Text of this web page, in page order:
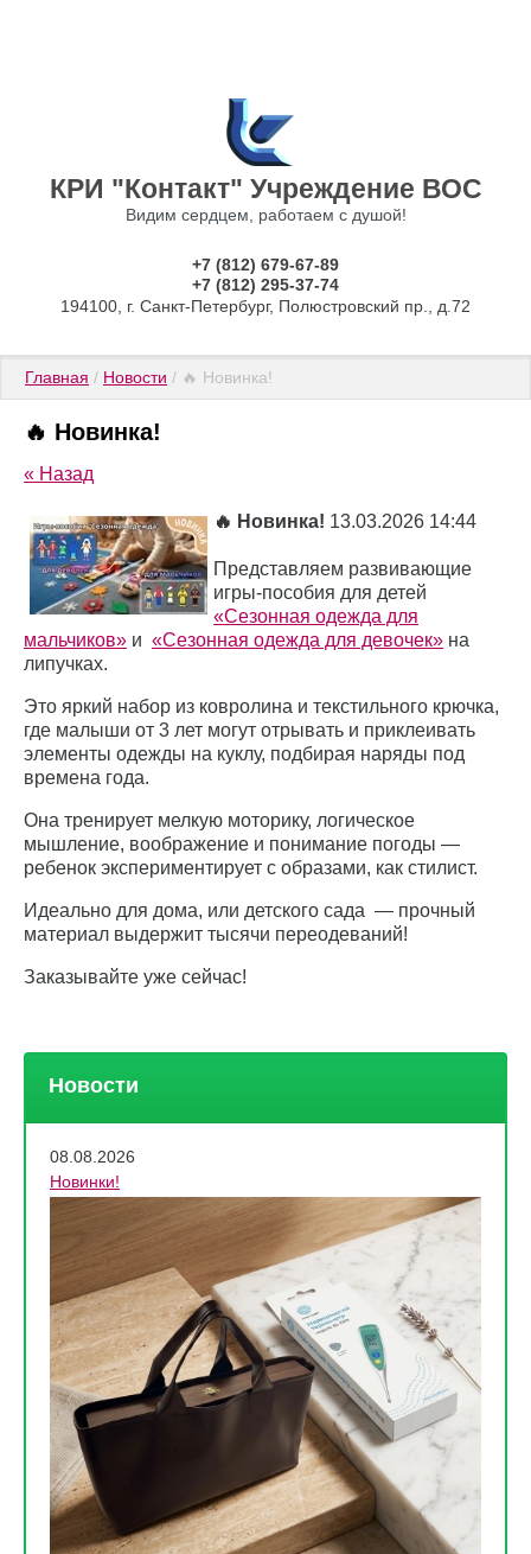
КРИ "Контакт" Учреждение ВОС
Видим сердцем, работаем с душой!
+7 (812) 679-67-89
+7 (812) 295-37-74
194100, г. Санкт-Петербург, Полюстровский пр., д.72
Главная / Новости / 🔥 Новинка!
🔥 Новинка!
« Назад
🔥 Новинка! 13.03.2026 14:44
Представляем развивающие
игры-пособия для детей
«Сезонная одежда для
мальчиков» и «Сезонная одежда для девочек» на
липучках.
Это яркий набор из ковролина и текстильного крючка,
где малыши от 3 лет могут отрывать и приклеивать
элементы одежды на куклу, подбирая наряды под
времена года.
Она тренирует мелкую моторику, логическое
мышление, воображение и понимание погоды —
ребенок экспериментирует с образами, как стилист.
Идеально для дома, или детского сада — прочный
материал выдержит тысячи переодеваний!
Заказывайте уже сейчас!
Новости
08.08.2026
Новинки!